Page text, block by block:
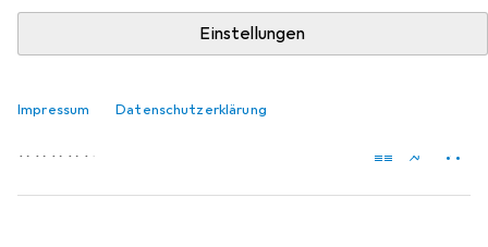
Einstellungen
Impressum Datenschutzerklärung
Lightning, 3.5mm Klinke